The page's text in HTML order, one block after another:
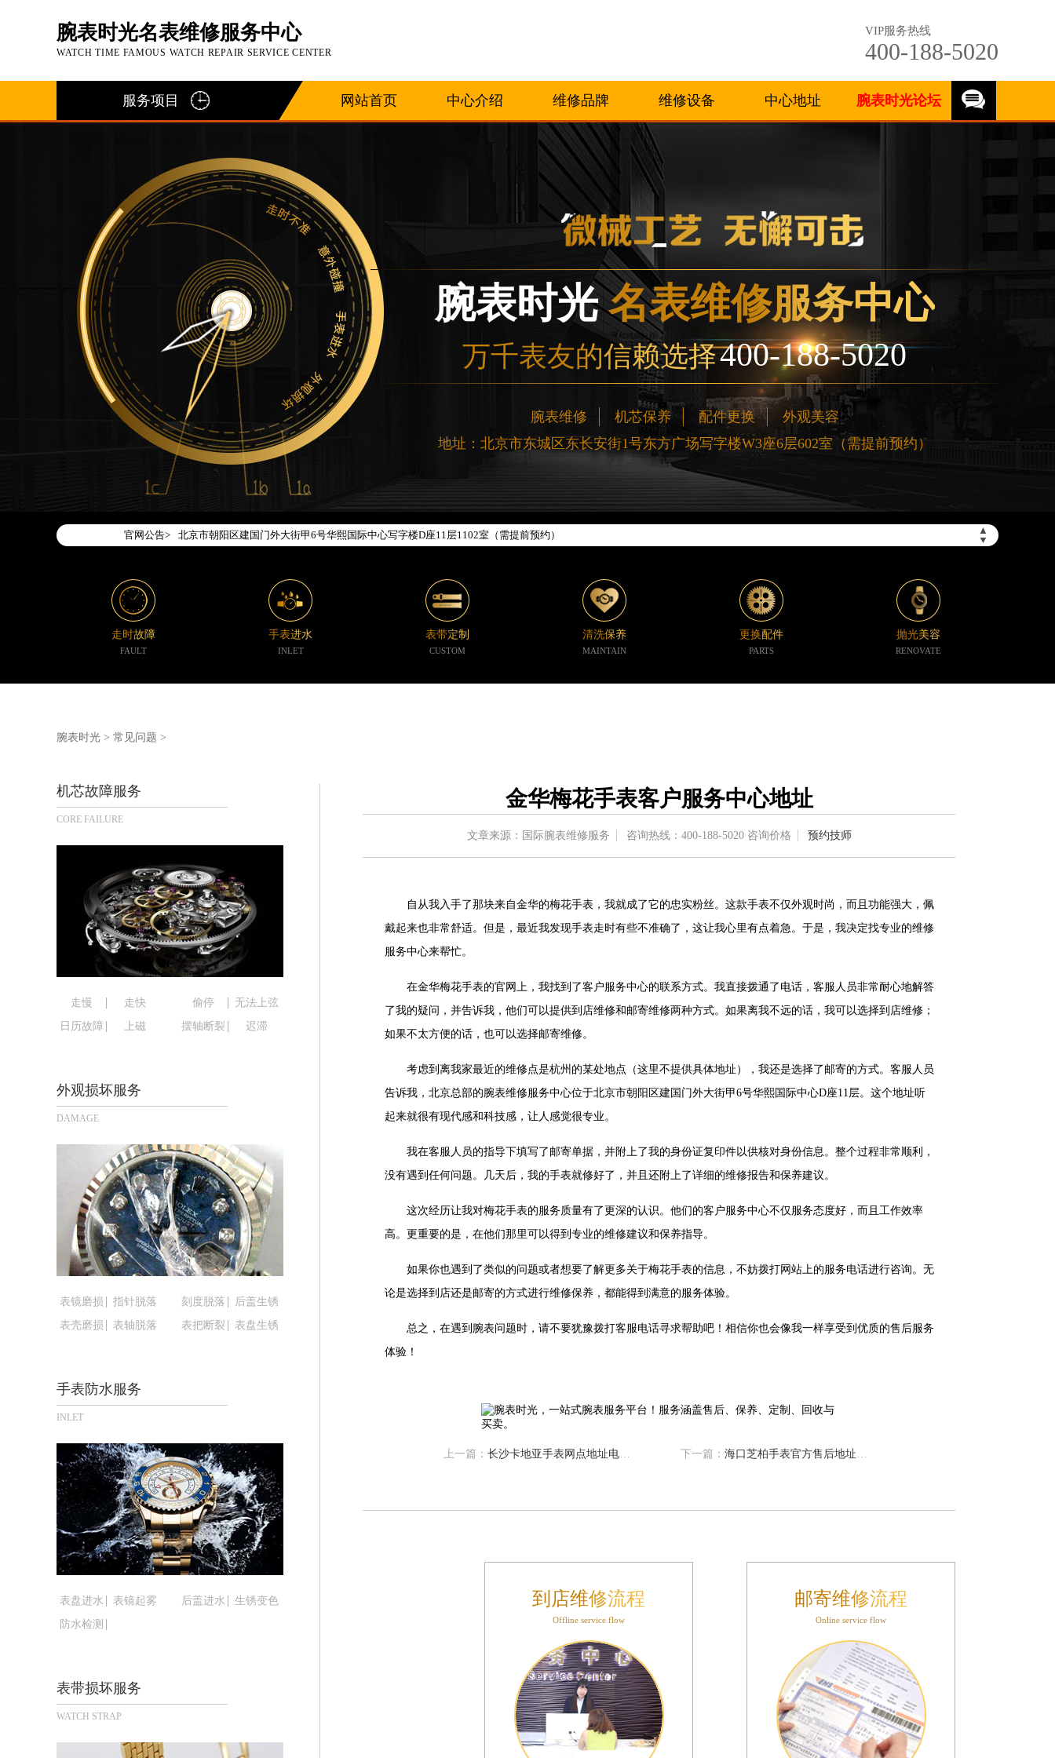
腕表时光名表维修服务中心
WATCH TIME FAMOUS WATCH REPAIR SERVICE CENTER
VIP服务热线
400-188-5020
服务项目 网站首页 中心介绍 维修品牌 维修设备 中心地址 腕表时光论坛
腕表时光 名表维修服务中心
万千表友的信赖选择400-188-5020
腕表维修 机芯保养 配件更换
外观美容
地址：北京市东城区东长安街1号东方广场写字楼W3座6层602室（需提前预约）
官网公告>
▲
▼
2026年7月腕表时光中国区售后服务网络优化升级公告
2026年7月腕表时光全国官方售后客户服务热线：400-188-5020
腕表时光官方全国统一服务热线400-188-5020，服务覆盖中国大陆、香港、澳门、台湾全部区域（非大陆需加拨“+86”）
2026年7月腕表时光售后服务中心最新网点地址：
北京市东城区东长安街1号东方广场写字楼W3座6层602室（需提前预约）
北京市朝阳区建国门外大街甲6号华熙国际中心写字楼D座11层1102室（需提前预约）
天津市和平区赤峰道136号天津国际金融中心写字楼26层2603室（需提前预约）
上海市黄浦区南京东路299号宏伊国际广场写字楼8层806室（需提前预约）
南京市秦淮区中山南路1号（新街口）南京中心写字楼22层C1-1室（需提前预约）
常州市新北区龙锦路1590号现代传媒中心写字楼5号楼10层1008室（需提前预约）
徐州市鼓楼区淮海东路29号苏宁广场IFC国际金融中心写字楼35层3508室（需提前预约）
绍兴市越城区胜利东路379号世茂天际中心写字楼8层805室（需提前预约）
南昌市红谷滩新区红谷中大道998号绿地双子塔（中央广场）A1座办公楼14层07室（需提前预约）
济南市历下区经十路11111号华润中心写字楼（万象城）15层1508室（需提前预约）
广州市天河区天河路230号万菱汇国际中心写字楼A塔7层704室（需提前预约）
广州市越秀区环市东路371-375号世界贸易中心大厦南塔写字楼15层07室（需提前预约）
深圳市罗湖区深南东路5001号华润大厦写字楼17层1701室（需提前预约）
惠州市惠城区江北文昌一路7号华贸大厦写字楼1座30层05室（需提前预约）
厦门市思明区湖滨东路95号华润大厦写字楼B座11层1104室（需提前预约）
福州市鼓楼区五四路128-1号恒力城写字楼15层03室（需提前预约）
成都市锦江区人民东路6号SAC东原中心写字楼24层2406B室（需提前预约）
重庆市江北区观音桥步行街2号融恒时代广场写字楼9层902室（需提前预约）
长沙市芙蓉区定王台街道建湘路393号世茂环球金融中心写字楼（芙蓉广场）10层13室（需提前预约）
郑州市二七区铭功路10号华润大厦写字楼29层2905室（需提前预约）
太原市迎泽区解放路15号亨得利名表服务中心（品牌授权店）3层整层（需提前预约）
沈阳市沈河区中街路83号亨得利名表服务中心（品牌授权店）1层整层（需提前预约）
乌鲁木齐市天山区红山路26号时代广场（CCMALL）C座17层17-B（需提前预约）
温州市鹿城区锦绣路1067号置信广场10层1015室（需提前预约）
哈尔滨市道里区友谊西路600号富力中心T2座写字楼29层03室（需提前预约）
大连市中山区人民路15号国际金融大厦7层G室（需提前预约）
佛山市禅城区季华五路57号万科金融中心C座12层1205室（需提前预约）
无锡市梁溪区人民中路139号恒隆广场写字楼1座11层1104室（需提前预约）
南通市崇川区工农路57号圆融广场写字楼16层1603室（需提前预约）
苏州市苏州工业园区星港街199号苏州中心办公楼C座22层08室（需提前预约）
合肥市蜀山区潜山路111号万象城华润大厦B座12楼03室（需提前预约）
青岛市南区山东路6号华润大厦B座22层04室（需提前预约）
烟台市芝罘区胜利路139号万达金融中心A座907室（需提前预约）
长春市朝阳区西安大路727号中银大厦A座(旺进大厦)18层09室（需提前预约）
贵阳市南明区都司高架桥路33号亨特国际金融中心14楼14D（需提前预约）
昆明市盘龙区北京路928号同德昆明广场写字楼10层06室（需提前预约）
石家庄市长安区中山东路39号勒泰中心写字楼B座13层07室（需提前预约）
内蒙古自治区呼和浩特市玉泉区大学西街70号华润万象城写字楼（鄂尔多斯大厦）23层2326室（需提前预约）
甘肃省兰州市七里河区西津西路16号兰州中心写字楼21层2102室（需提前预约）
重庆市解放碑渝中区民权路28号英利国际金融中心写字楼20层01室（需提前预约）
黑龙江省大庆市萨尔图区会战大街腕表时光售后服务中心（需提前预约）
走时故障
FAULT
手表进水
INLET
表带定制
CUSTOM
清洗保养
MAINTAIN
更换配件
PARTS
抛光美容
RENOVATE
腕表时光 > 常见问题 >
机芯故障服务
CORE FAILURE
走慢 走快 偷停
无法上弦
日历故障
上磁 摆轴断裂 迟滞
外观损坏服务
DAMAGE
表镜磨损 指针脱落 刻度脱落
后盖生锈
表壳磨损
表轴脱落 表把断裂 表盘生锈
手表防水服务
INLET
表盘进水 表镜起雾 后盖进水
生锈变色
防水检测
表带损坏服务
WATCH STRAP
金华梅花手表客户服务中心地址
文章来源：国际腕表维修服务 咨询热线： 400-188-5020咨询价格 预约技师
自从我入手了那块来自金华的梅花手表，我就成了它的忠实粉丝。这款手表不仅外观时尚，而且功能强大，佩
戴起来也非常舒适。但是，最近我发现手表走时有些不准确了，这让我心里有点着急。于是，我决定找专业的维修
服务中心来帮忙。
在金华梅花手表的官网上，我找到了客户服务中心的联系方式。我直接拨通了电话，客服人员非常耐心地解答
了我的疑问，并告诉我，他们可以提供到店维修和邮寄维修两种方式。如果离我不远的话，我可以选择到店维修；
如果不太方便的话，也可以选择邮寄维修。
考虑到离我家最近的维修点是杭州的某处地点（这里不提供具体地址），我还是选择了邮寄的方式。客服人员
告诉我，北京总部的腕表维修服务中心位于北京市朝阳区建国门外大街甲6号华熙国际中心D座11层。这个地址听
起来就很有现代感和科技感，让人感觉很专业。
我在客服人员的指导下填写了邮寄单据，并附上了我的身份证复印件以供核对身份信息。整个过程非常顺利，
没有遇到任何问题。几天后，我的手表就修好了，并且还附上了详细的维修报告和保养建议。
这次经历让我对梅花手表的服务质量有了更深的认识。他们的客户服务中心不仅服务态度好，而且工作效率
高。更重要的是，在他们那里可以得到专业的维修建议和保养指导。
如果你也遇到了类似的问题或者想要了解更多关于梅花手表的信息，不妨拨打网站上的服务电话进行咨询。无
论是选择到店还是邮寄的方式进行维修保养，都能得到满意的服务体验。
总之，在遇到腕表问题时，请不要犹豫拨打客服电话寻求帮助吧！相信你也会像我一样享受到优质的售后服务
体验！
上一篇： 长沙卡地亚手表网点地址电话查询 下一篇： 海口芝柏手表官方售后地址电话
到店维修流程
Offline service flow
邮寄维修流程
Online service flow